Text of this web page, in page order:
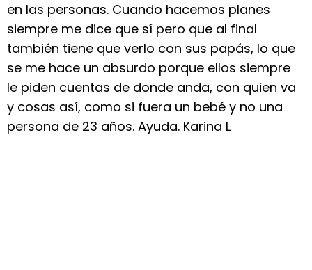
en las personas. Cuando hacemos planes
siempre me dice que sí pero que al final
también tiene que verlo con sus papás, lo que
se me hace un absurdo porque ellos siempre
le piden cuentas de donde anda, con quien va
y cosas así, como si fuera un bebé y no una
persona de 23 años. Ayuda. Karina L